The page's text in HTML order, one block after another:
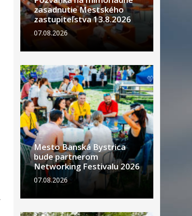
zasadnutie Mestského
zastupiteľstva 13.8.2026
07.08.2026
Mesto Banská Bystrica
bude partnerom
Networking Festivalu 2026
07.08.2026